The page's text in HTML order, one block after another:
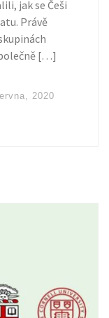
jak se Češi
Právě
[…]
2020